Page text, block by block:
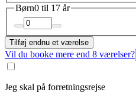
Børn0 til 17 år
Tilføj endnu et værelse
Vil du booke mere end 8 værelser?
Jeg skal på forretningsrejse